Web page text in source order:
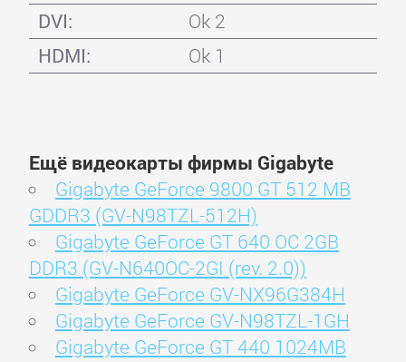
DVI:
Ok 2
HDMI:
Ok 1
Ещё видеокарты фирмы Gigabyte
Gigabyte GeForce 9800 GT 512 MB
GDDR3 (GV-N98TZL-512H)
Gigabyte GeForce GT 640 OC 2GB
DDR3 (GV-N640OC-2GI (rev. 2.0))
Gigabyte GeForce GV-NX96G384H
Gigabyte GeForce GV-N98TZL-1GH
Gigabyte GeForce GT 440 1024MB